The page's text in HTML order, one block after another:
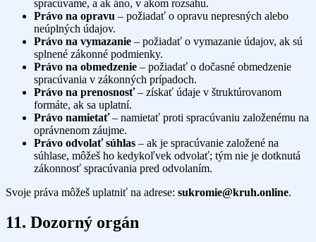
spracúvame, a ak áno, v akom rozsahu.
Právo na opravu – požiadať o opravu nepresných alebo
neúplných údajov.
Právo na vymazanie – požiadať o vymazanie údajov, ak sú
splnené zákonné podmienky.
Právo na obmedzenie – požiadať o dočasné obmedzenie
spracúvania v zákonných prípadoch.
Právo na prenosnosť– získať údaje v štruktúrovanom
formáte, ak sa uplatní.
Právo namietať– namietať proti spracúvaniu založenému na
oprávnenom záujme.
Právo odvolať súhlas – ak je spracúvanie založené na
súhlase, môžeš ho kedykoľvek odvolať; tým nie je dotknutá
zákonnosť spracúvania pred odvolaním.
Svoje práva môžeš uplatniť na adrese: sukromie@kruh.online.
11. Dozorný orgán